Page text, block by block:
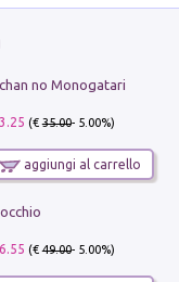
no Monogatari
(€35.00- 5.00%)
aggiungi al carrello
(€49.00- 5.00%)